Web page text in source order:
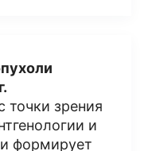
точки зрения
и
формирует